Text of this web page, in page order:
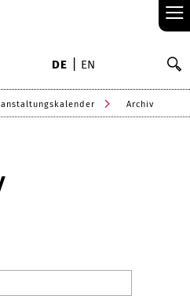
≡
DE EN
Archiv